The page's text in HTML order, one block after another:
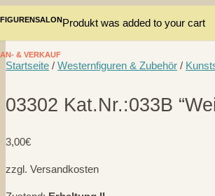
FIGURENSALON
AN- & VERKAUF
Produkt was added to your cart
Startseite / Westernfiguren & Zubehör /
03302 Kat.Nr.:033B
3,00€
zzgl. Versandkosten